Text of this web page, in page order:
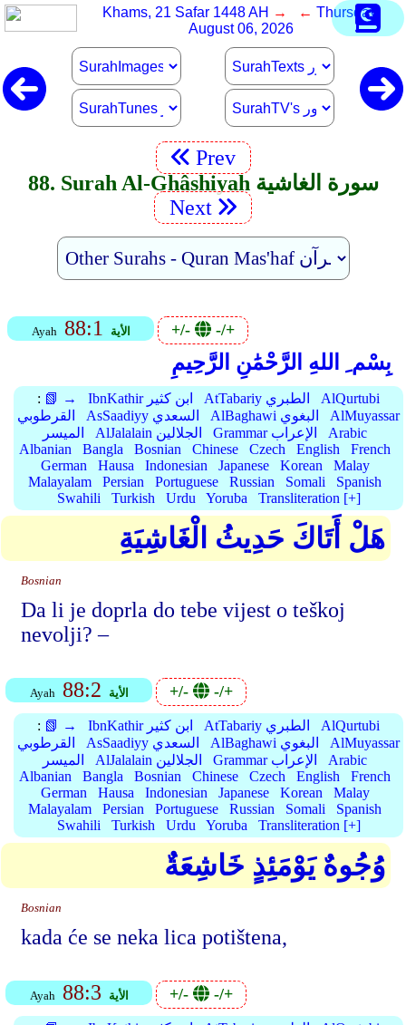
Khams, 21 Safar 1448 AH → ← Thursday,
August 06, 2026
Prev
88. Surah Al-Ghâshiyah سورة الغاشية
Next
Ayah 88:1 الأية +/- -/+
بِسْم ِ اللهِ الرَّحْمَٰنِ الرَّحِيمِ
: 📗 → IbnKathir ابن كثير AtTabariy الطبري
AlQurtubi
القرطوبي
AsSaadiyy السعدي AlBaghawi البغوي
AlMuyassar
الميسر
AlJalalain الجلالين Grammar الإعراب
Arabic
Albanian
Bangla Bosnian Chinese Czech English
French
German
Hausa Indonesian Japanese Korean
Malay
Malayalam
Persian Portuguese Russian Somali
Spanish
Swahili
Turkish Urdu Yoruba Transliteration [+]
هَلْ أَتَاكَ حَدِيثُ الْغَاشِيَةِ
Bosnian
Da li je doprla do tebe vijest o teškoj
nevolji? –
Ayah 88:2 الأية +/- -/+
: 📗 → IbnKathir ابن كثير AtTabariy الطبري
AlQurtubi
القرطوبي
AsSaadiyy السعدي AlBaghawi البغوي
AlMuyassar
الميسر
AlJalalain الجلالين Grammar الإعراب
Arabic
Albanian
Bangla Bosnian Chinese Czech English
French
German
Hausa Indonesian Japanese Korean
Malay
Malayalam
Persian Portuguese Russian Somali
Spanish
Swahili
Turkish Urdu Yoruba Transliteration [+]
وُجُوهٌ يَوْمَئِذٍ خَاشِعَةٌ
Bosnian
kada će se neka lica potištena,
Ayah 88:3 الأية +/- -/+